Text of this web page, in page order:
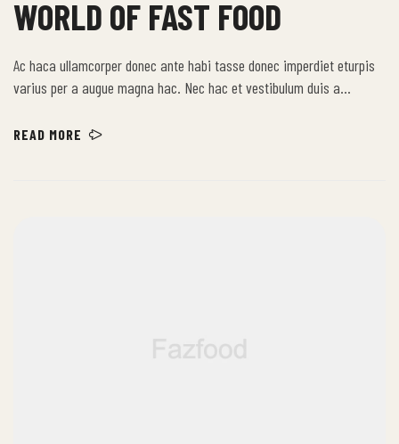
WORLD OF FAST FOOD
Ac haca ullamcorper donec ante habi tasse donec imperdiet eturpis
varius per a augue magna hac. Nec hac et vestibulum duis a
himenaeos nunc torquent euismod adipiscing adipiscing dui gravida
READ MORE